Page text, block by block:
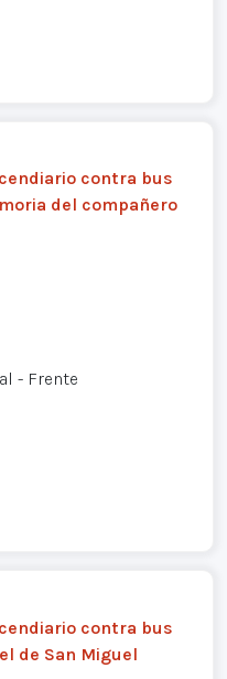
contra bus
del compañero
- Frente
contra bus
de San Miguel